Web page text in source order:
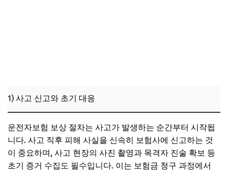
5. 운전자보험 청구 과정에서 자주 발생하는 문제 사례와 해
1) 서류 누락으로 인한 보상 지연 사례
2) 심사 지연 시 보험사 대응 미흡 문제
3) 이의 신청 및 재심 절차의 어려움과 팁
1) 사고 신고와 초기 대응
운전자보험 보상 절차는 사고가 발생하는 순간부터 시작됩
니다. 사고 직후 피해 사실을 신속히 보험사에 신고하는 것
이 중요하며, 사고 현장의 사진 촬영과 목격자 진술 확보 등
초기 증거 수집도 필수입니다. 이는 보험금 청구 과정에서